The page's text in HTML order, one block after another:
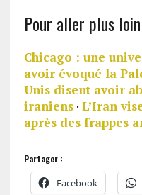
Pour aller plus loin
Chicago : une
avoir évoqué la
Unis disent avoir
iraniens· L’Iran
après des frappes
Partager :
Facebook